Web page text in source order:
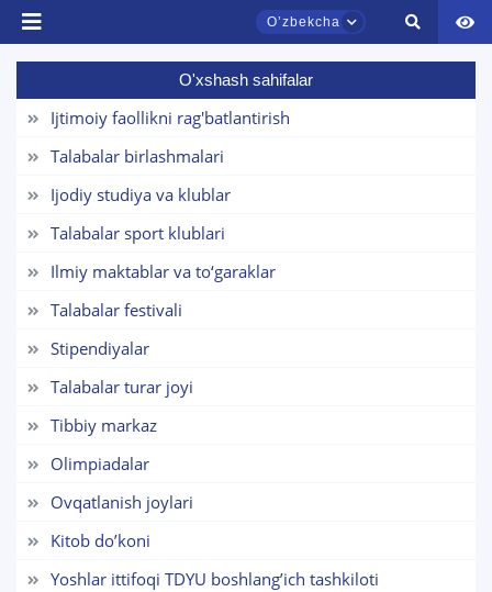
Oʼzbekcha
O'xshash sahifalar
Ijtimoiy faollikni rag'batlantirish
Talabalar birlashmalari
Ijodiy studiya va klublar
Talabalar sport klublari
Ilmiy maktablar va to‘garaklar
Talabalar festivali
Stipendiyalar
Talabalar turar joyi
Tibbiy markaz
Olimpiadalar
Ovqatlanish joylari
Kitob do’koni
Yoshlar ittifoqi TDYU boshlang’ich tashkiloti
TDYU qabul murojaatlari chati
Onlayn
Assalomu alaykum! TDYU qabul murojaatlari
chatiga xush kelibsiz.
Qabul bo'yicha murojaatlaringizni ushbu
chatda qoldiring.
Mavzuni tanlang — keyin shu mavzudagi aniq
savollar chiqadi: